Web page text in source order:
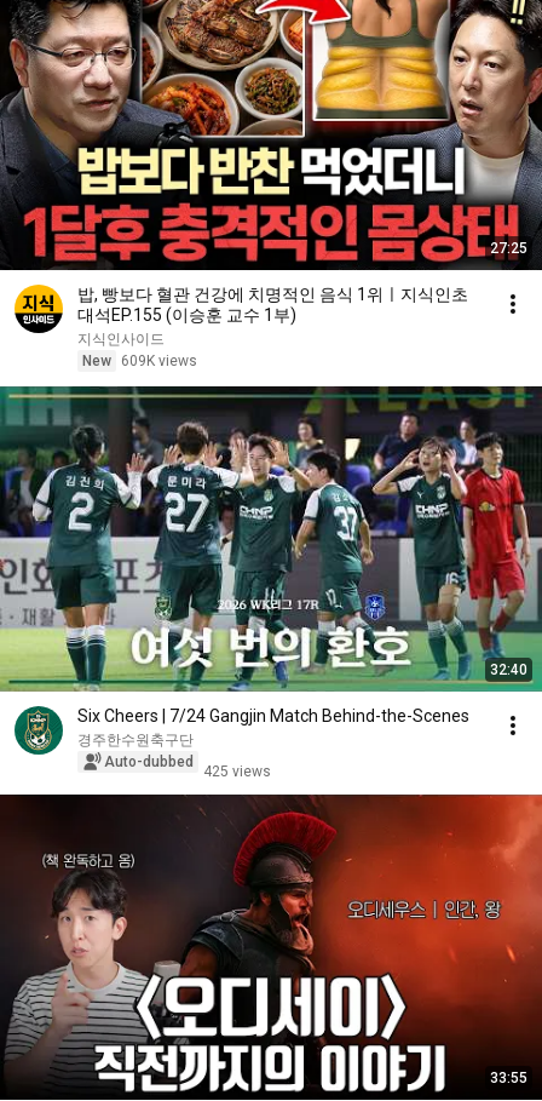
27:25
밥, 빵보다 혈관 건강에 치명적인 음식 1위ㅣ지식인초
대석EP.155 (이승훈 교수 1부)
지식인사이드
New
609K views
32:40
Six Cheers | 7/24 Gangjin Match Behind-the-Scenes
경주한수원축구단
Auto-dubbed
425 views
33:55